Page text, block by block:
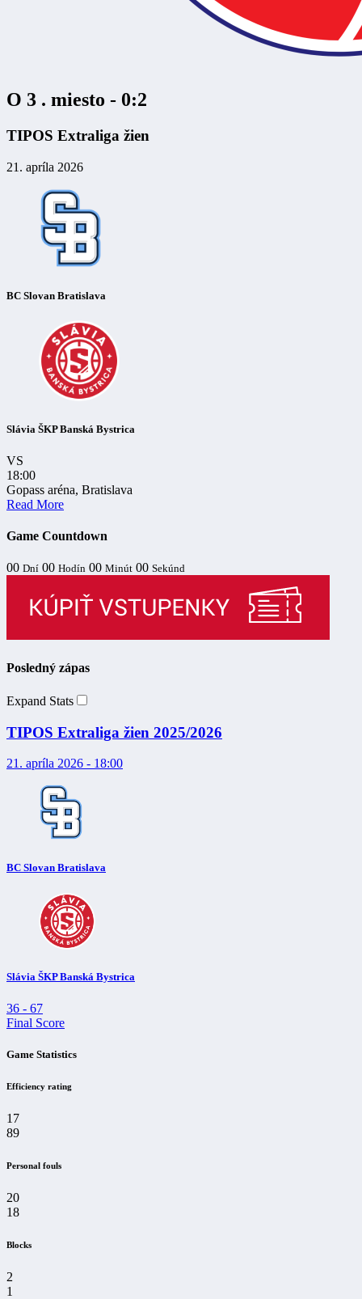
O 3 . miesto - 0:2
TIPOS Extraliga žien
21. apríla 2026
BC Slovan Bratislava
Slávia ŠKP Banská Bystrica
VS
18:00
Gopass aréna, Bratislava
Read More
Game Countdown
00 Dní 00 Hodín 00 Minút 00 Sekúnd
Posledný zápas
Expand Stats
TIPOS Extraliga žien 2025/2026
21. apríla 2026 - 18:00
BC Slovan Bratislava
Slávia ŠKP Banská Bystrica
36 - 67
Final Score
Game Statistics
Efficiency rating
17
89
Personal fouls
20
18
Blocks
2
1